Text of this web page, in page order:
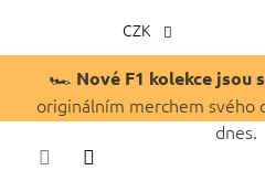
obsah
🏎️ Nové F1 kolekce jsou
originálním merchem svého
dnes.
CZK